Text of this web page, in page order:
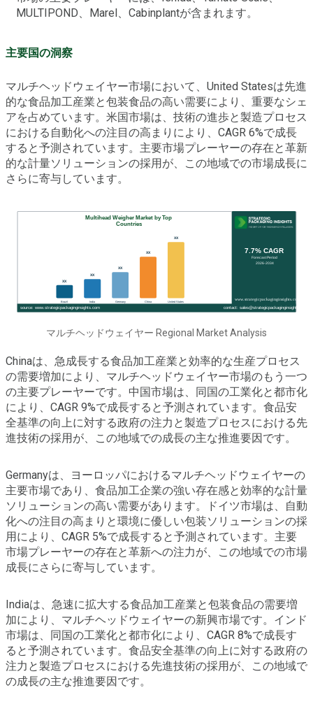
MULTIPOND、Marel、Cabinplantが含まれます。
主要国の洞察
マルチヘッドウェイヤー市場において、United Statesは先進
的な食品加工産業と包装食品の高い需要により、重要なシェ
アを占めています。米国市場は、技術の進歩と製造プロセス
における自動化への注目の高まりにより、CAGR 6%で成長
すると予測されています。主要市場プレーヤーの存在と革新
的な計量ソリューションの採用が、この地域での市場成長に
さらに寄与しています。
マルチヘッドウェイヤー Regional Market Analysis
Chinaは、急成長する食品加工産業と効率的な生産プロセス
の需要増加により、マルチヘッドウェイヤー市場のもう一つ
の主要プレーヤーです。中国市場は、同国の工業化と都市化
により、CAGR 9%で成長すると予測されています。食品安
全基準の向上に対する政府の注力と製造プロセスにおける先
進技術の採用が、この地域での成長の主な推進要因です。
Germanyは、ヨーロッパにおけるマルチヘッドウェイヤーの
主要市場であり、食品加工企業の強い存在感と効率的な計量
ソリューションの高い需要があります。ドイツ市場は、自動
化への注目の高まりと環境に優しい包装ソリューションの採
用により、CAGR 5%で成長すると予測されています。主要
市場プレーヤーの存在と革新への注力が、この地域での市場
成長にさらに寄与しています。
Indiaは、急速に拡大する食品加工産業と包装食品の需要増
加により、マルチヘッドウェイヤーの新興市場です。インド
市場は、同国の工業化と都市化により、CAGR 8%で成長す
ると予測されています。食品安全基準の向上に対する政府の
注力と製造プロセスにおける先進技術の採用が、この地域で
の成長の主な推進要因です。